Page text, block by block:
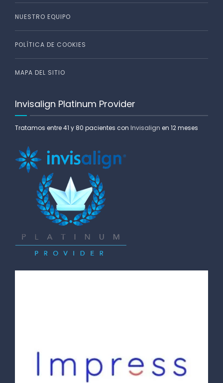
NUESTRO EQUIPO
POLÍTICA DE COOKIES
MAPA DEL SITIO
Invisalign Platinum Provider
Tratamos entre 41 y 80 pacientes con Invisalign en 12 meses